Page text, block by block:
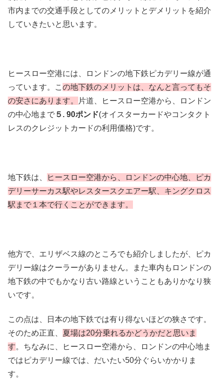
市内までの交通手段としてのメリットとデメリットを紹介
していきたいと思います。
ヒースロー空港には、ロンドンの地下鉄ピカデリー線が通
っています。こ の地下鉄のメリットは、なんと言ってもそ
の安さにあります。
片道、ヒースロー空港から、ロンドン
の中心地まで ５. 90ポンド(オイスターカードやコンタクト
レスのクレジットカードの利用価格)です。
地下鉄は、
ヒースロー空港から、ロンドンの中心地、ピカ
デリーサーカス駅やレスタースクエアー駅、キングクロス
駅まで１本で行くことができます。
他方で、エリザベス線のところでも紹介しましたが、ピカ
デリー線はクーラーがありません。また車内もロンドンの
地下鉄の中でもかなり古い路線ということもありかなり狭
いです。
この点は、日本の地下鉄では有り得ないほどの狭さです。
そのため正直、 夏場は20分乗れるかどうかだと思いま
す。ちなみに、ヒースロー空港から、ロンドンの中心地ま
ではピカデリー線では、だいたい50分ぐらいかかりま
す。